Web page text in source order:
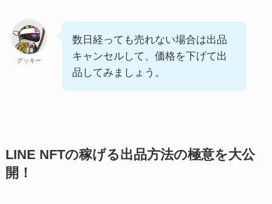
グッキー
数日経っても売れない場合は出品
キャンセルして、価格を下げて出
品してみましょう。
LINE NFTの稼げる出品方法の極意を大公
開！